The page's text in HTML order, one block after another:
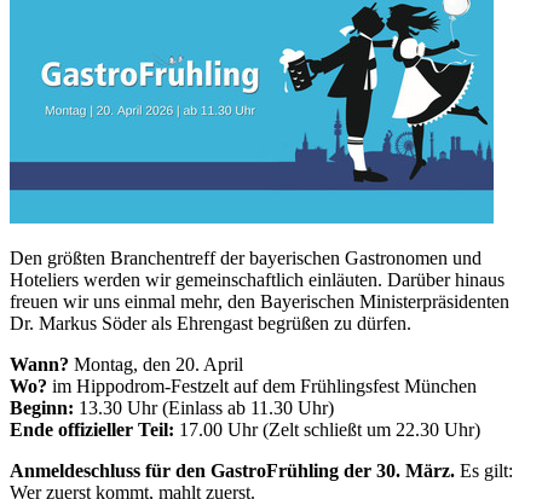
Den größten Branchentreff der bayerischen Gastronomen und
Hoteliers werden wir gemeinschaftlich einläuten. Darüber hinaus
freuen wir uns einmal mehr, den Bayerischen Ministerpräsidenten
Dr. Markus Söder als Ehrengast begrüßen zu dürfen.
Wann? Montag, den 20. April
Wo? im Hippodrom-Festzelt auf dem Frühlingsfest München
Beginn: 13.30 Uhr (Einlass ab 11.30 Uhr)
Ende offizieller Teil: 17.00 Uhr (Zelt schließt um 22.30 Uhr)
Anmeldeschluss für den GastroFrühling der 30. März. Es gilt:
Wer zuerst kommt, mahlt zuerst.